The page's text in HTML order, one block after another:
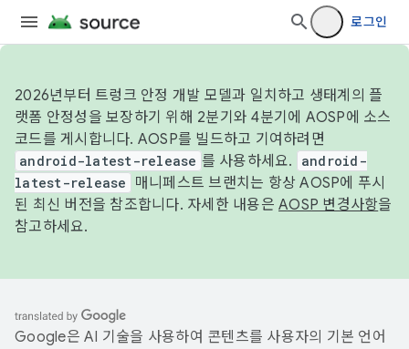
로그인
2026년부터 트렁크 안정 개발 모델과 일치하고 생태계의 플
랫폼 안정성을 보장하기 위해 2분기와 4분기에 AOSP에 소스
코드를 게시합니다. AOSP를 빌드하고 기여하려면
android-latest-release 를 사용하세요.
android-
latest-release
매니페스트 브랜치는 항상 AOSP에 푸시
된 최신 버전을 참조합니다. 자세한 내용은 AOSP 변경사항을
참고하세요.
Google은 AI 기술을 사용하여 콘텐츠를 사용자의 기본 언어